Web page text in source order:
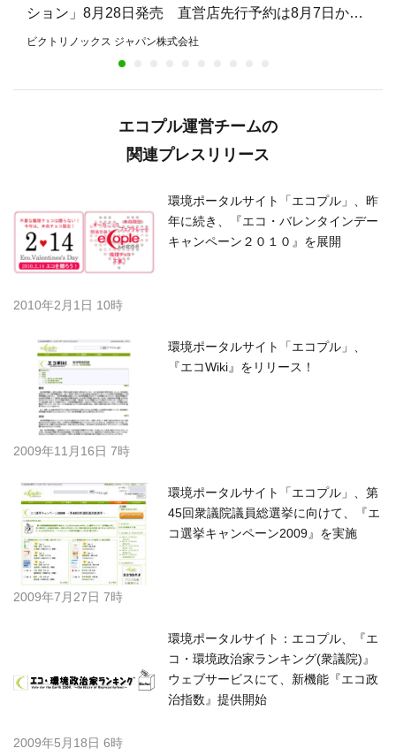
ション」8月28日発売 直営店先行予約は8月7日から
8月27日まで
ビクトリノックス ジャパン株式会社
エコプル運営チームの
関連プレスリリース
環境ポータルサイト「エコプル」、昨
年に続き、『エコ・バレンタインデー
キャンペーン２０１０』を展開
2010年2月1日 10時
環境ポータルサイト「エコプル」、
『エコWiki』をリリース！
2009年11月16日 7時
環境ポータルサイト「エコプル」、第
45回衆議院議員総選挙に向けて、『エ
コ選挙キャンペーン2009』を実施
2009年7月27日 7時
環境ポータルサイト：エコプル、『エ
コ・環境政治家ランキング(衆議院)』
ウェブサービスにて、新機能『エコ政
治指数』提供開始
2009年5月18日 6時